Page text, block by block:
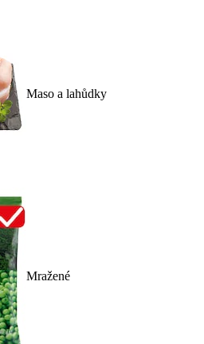
Maso a lahůdky
Mražené